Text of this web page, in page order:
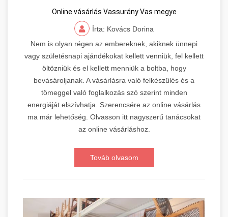
Online vásárlás Vassurány Vas megye
Írta: Kovács Dorina
Nem is olyan régen az embereknek, akiknek ünnepi
vagy születésnapi ajándékokat kellett venniük, fel kellett
öltözniük és el kellett menniük a boltba, hogy
bevásároljanak. A vásárlásra való felkészülés és a
tömeggel való foglalkozás szó szerint minden
energiáját elszívhatja. Szerencsére az online vásárlás
ma már lehetőség. Olvasson itt nagyszerű tanácsokat
az online vásárláshoz.
Továb olvasom